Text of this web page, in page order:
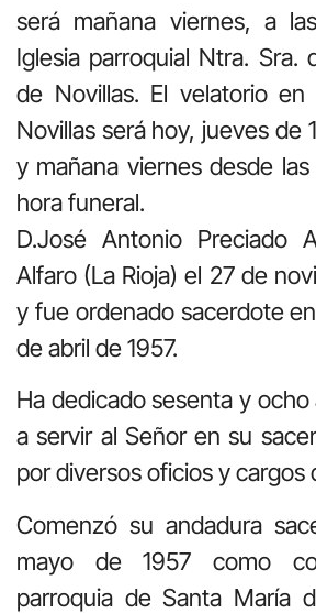
será mañana viernes, a
Iglesia parroquial Ntra. Sra.
de Novillas. El velatorio
Novillas será hoy, jueves de
y mañana viernes desde
hora funeral.
D.José Antonio Preciado
Alfaro (La Rioja) el 27 de
y fue ordenado sacerdote
de abril de 1957.
Ha dedicado sesenta y
a servir al Señor en su
por diversos oficios y cargos
Comenzó su andadura
mayo de 1957 como
parroquia de Santa María